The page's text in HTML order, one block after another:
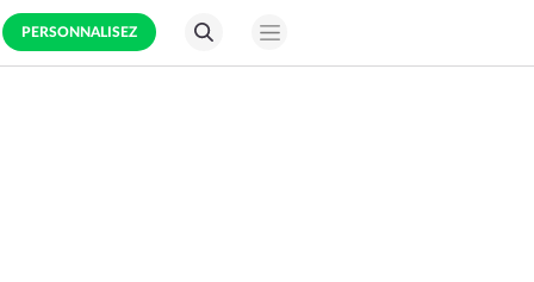
PERSONNALISEZ